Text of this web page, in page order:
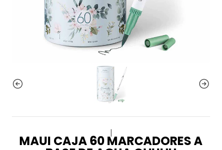
|
MAUI CAJA 60 MARCADORES A